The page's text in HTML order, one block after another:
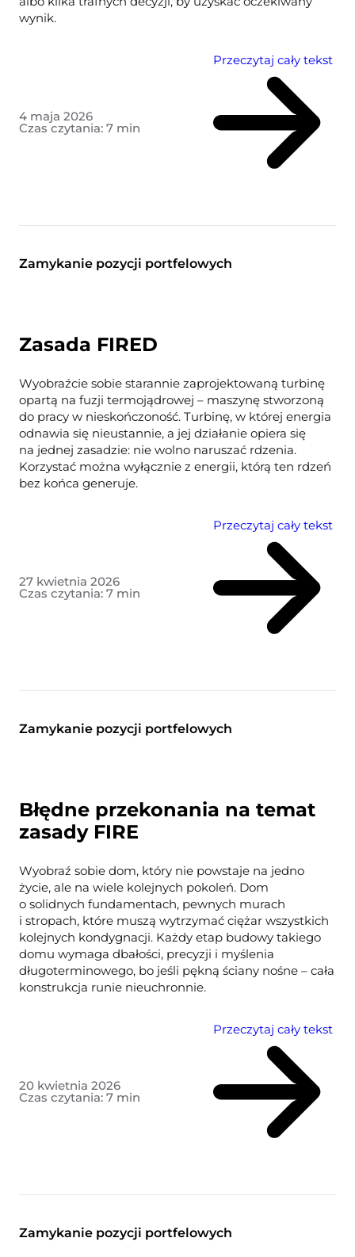
wynik.
4 maja 2026
Czas czytania: 7 min
Przeczytaj cały tekst
Zamykanie pozycji portfelowych
Zasada FIRED
Wyobraźcie sobie starannie zaprojektowaną turbinę
opartą na fuzji termojądrowej – maszynę stworzoną
do pracy w nieskończoność. Turbinę, w której energia
odnawia się nieustannie, a jej działanie opiera się
na jednej zasadzie: nie wolno naruszać rdzenia.
Korzystać można wyłącznie z energii, którą ten rdzeń
bez końca generuje.
27 kwietnia 2026
Czas czytania: 7 min
Przeczytaj cały tekst
Zamykanie pozycji portfelowych
Błędne przekonania na temat
zasady FIRE
Wyobraź sobie dom, który nie powstaje na jedno
życie, ale na wiele kolejnych pokoleń. Dom
o solidnych fundamentach, pewnych murach
i stropach, które muszą wytrzymać ciężar wszystkich
kolejnych kondygnacji. Każdy etap budowy takiego
domu wymaga dbałości, precyzji i myślenia
długoterminowego, bo jeśli pękną ściany nośne – cała
konstrukcja runie nieuchronnie.
20 kwietnia 2026
Czas czytania: 7 min
Przeczytaj cały tekst
Zamykanie pozycji portfelowych